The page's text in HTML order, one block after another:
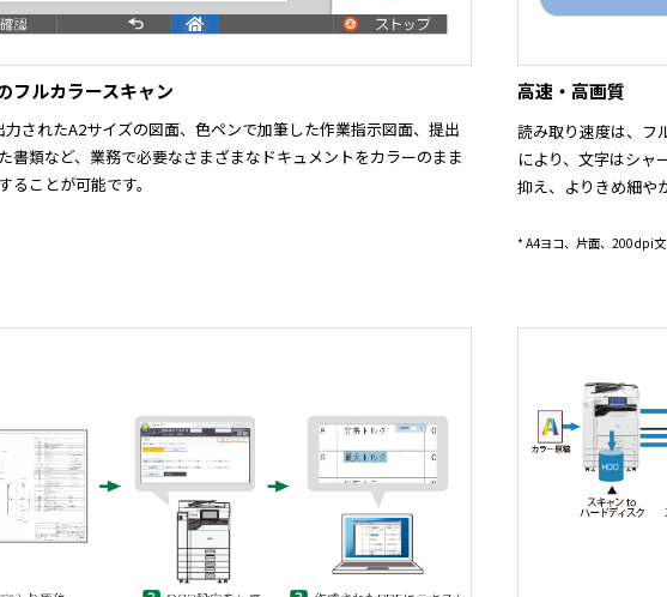
フルカラースキャン
力されたA2サイズの図面、色ペンで加筆した作業指示図面、提出
書類など、業務で必要なさまざまなドキュメントをカラーのまま
ることが可能です。
高速・高画質
読み取り速度は、フ
により、文字はシャ
抑え、よりきめ細や
* A4ヨコ、片面、200dpi文